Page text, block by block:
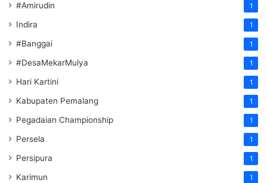
#Amirudin 1
Indira 1
#Banggai 1
#DesaMekarMulya 1
Hari Kartini 1
Kabupaten Pemalang 1
Pegadaian Championship 1
Persela 1
Persipura 1
Karimun 1